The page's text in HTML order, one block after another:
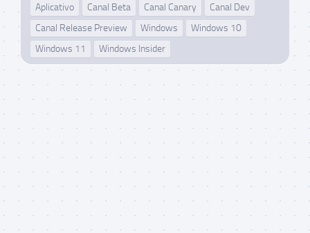
Aplicativo Canal Beta Canal Canary
Canal Dev
Canal Release Preview
Windows
Windows 10
Windows 11
Windows Insider